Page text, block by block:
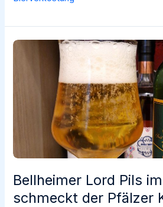
Bellheimer Lord Pils
schmeckt der Pfälzer